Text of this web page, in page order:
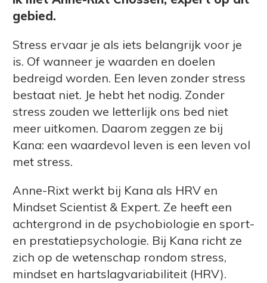
gebied.
Stress ervaar je als iets belangrijk voor je
is. Of wanneer je waarden en doelen
bedreigd worden. Een leven zonder stress
bestaat niet. Je hebt het nodig. Zonder
stress zouden we letterlijk ons bed niet
meer uitkomen. Daarom zeggen ze bij
Kana: een waardevol leven is een leven vol
met stress.
Anne-Rixt werkt bij Kana als HRV en
Mindset Scientist & Expert. Ze heeft een
achtergrond in de psychobiologie en sport-
en prestatiepsychologie. Bij Kana richt ze
zich op de wetenschap rondom stress,
mindset en hartslagvariabiliteit (HRV).